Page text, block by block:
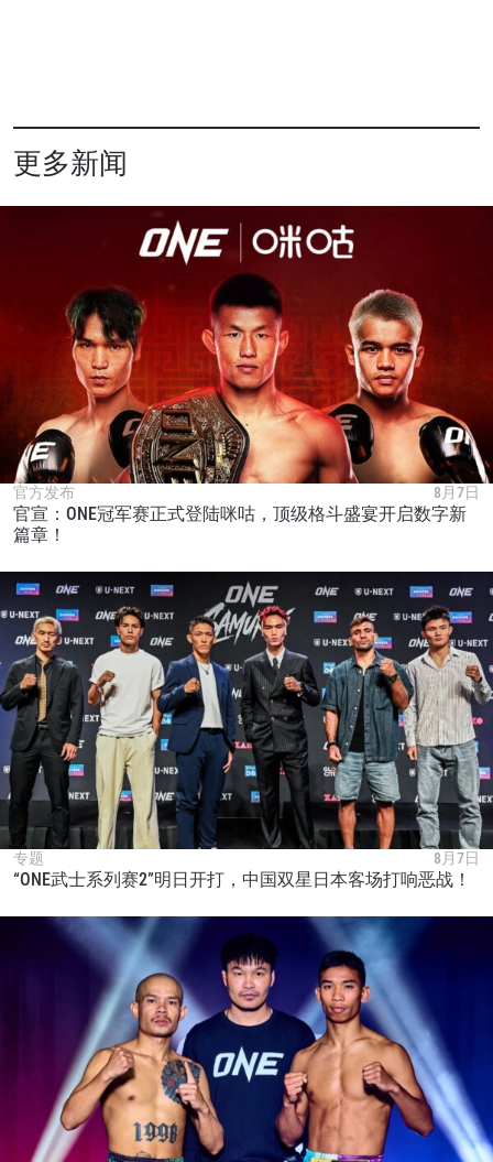
更多新闻
官方发布 8月7日
官宣：ONE冠军赛正式登陆咪咕，顶级格斗盛宴开启数字新
篇章！
专题 8月7日
“ONE武士系列赛2”明日开打，中国双星日本客场打响恶战！
浏览了解更多